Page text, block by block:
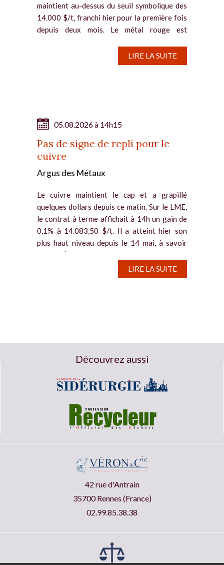
maintient au-dessus du seuil symbolique des
14.000 $/t, franchi hier pour la première fois
depuis deux mois. Le métal rouge est
LIRE LA SUITE
05.08.2026 à 14h15
Pas de signe de repli pour le
cuivre
Argus des Métaux
Le cuivre maintient le cap et a grapillé
quelques dollars depuis ce matin. Sur le LME,
le contrat à terme affichait à 14h un gain de
0,1% à 14.083,50 $/t. Il a atteint hier son
plus haut niveau depuis le 14 mai, à savoir
14.117 $/t. Des...
LIRE LA SUITE
Découvrez aussi
42 rue d'Antrain
35700 Rennes (France)
02.99.85.38.38